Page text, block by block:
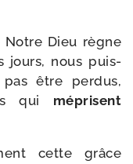
Notre Dieu règne
jours, nous puis­
être per­dus,
qui méprisent
cette grâce